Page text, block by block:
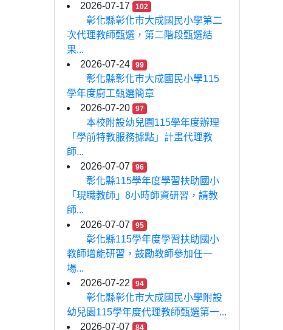
2026-07-17 102
彰化縣彰化市大成國民小學第二
次代理教師甄選，第二階段甄選結
果...
2026-07-24
99
彰化縣彰化市大成國民小學115
學年度廚工甄選簡章
2026-07-20
97
本校附設幼兒園115學年度辦理
「學前特教服務據點」計畫代理教
師...
2026-07-07
96
彰化縣115學年度學習扶助國小
「現職教師」8小時師資研習，請教
師...
2026-07-07
95
彰化縣115學年度學習扶助國小
教師增能研習，鼓勵教師參加任一
場...
2026-07-22
94
彰化縣彰化市大成國民小學附設
幼兒園115學年度代理教師甄選第一...
2026-07-07
84